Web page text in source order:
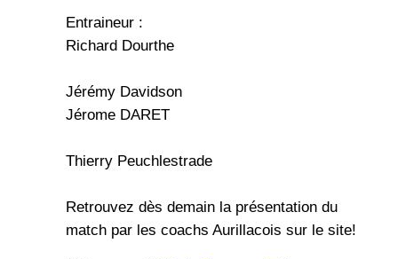
Entraineur :
Richard Dourthe
Jérémy Davidson
Jérome DARET
Thierry Peuchlestrade
Retrouvez dès demain la présentation du
match par les coachs Aurillacois sur le site!